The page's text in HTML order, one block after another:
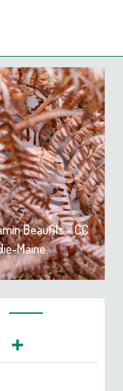
Beaufils - CC
Maine
Next